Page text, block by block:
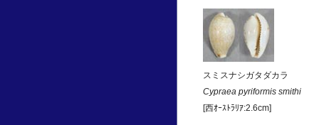
スミスナシガタダカラ
Cypraea pyriformis smithi
[西ｵｰｽﾄﾗﾘｱ:2.6cm]